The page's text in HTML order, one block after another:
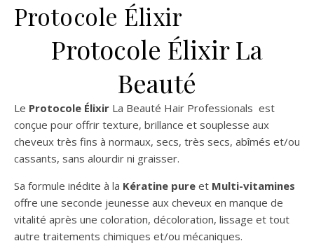
Protocole Élixir
Protocole Élixir La
Beauté
Le Protocole Élixir La Beauté Hair Professionals est
conçue pour offrir texture, brillance et souplesse aux
cheveux très fins à normaux, secs, très secs, abîmés et/ou
cassants, sans alourdir ni graisser.
Sa formule inédite à la Kératine pure et Multi-vitamines
offre une seconde jeunesse aux cheveux en manque de
vitalité après une coloration, décoloration, lissage et tout
autre traitements chimiques et/ou mécaniques.